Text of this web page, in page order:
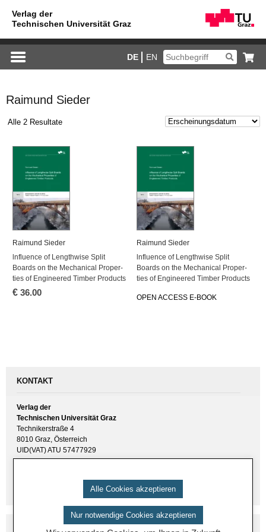
DE EN
Raimund Sieder
Alle 2 Resultate
Rai­mund Sie­der
ln­flu­ence of Leng­thwi­se Split
Boards on the Me­cha­ni­cal Pro­per­
ties of En­gi­nee­red Tim­ber Pro­ducts
€ 36.00
Rai­mund Sie­der
ln­flu­ence of Leng­thwi­se Split
Boards on the Me­cha­ni­cal Pro­per­
ties of En­gi­nee­red Tim­ber Pro­ducts
OPEN AC­CESS E-BOOK
KONTAKT
Verlag der
Technischen Universität Graz
Technikerstraße 4
8010 Graz, Österreich
UID(VAT) ATU 57477929
Alle Cookies akzeptieren
Nur notwendige Cookies akzeptieren